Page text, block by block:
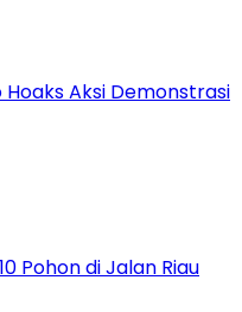
Aksi Demonstrasi
Pohon di Jalan Riau